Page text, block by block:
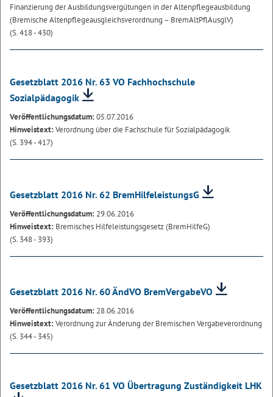
Finanzierung der Ausbildungsvergütungen in der Altenpflegeausbildung
(Bremische Altenpflegeausgleichsverordnung – BremAltPflAusglV)
(S. 418 - 430)
Gesetzblatt 2016 Nr. 63 VO Fachhochschule
Sozialpädagogik
Veröffentlichungsdatum:05.07.2016
Hinweistext:Verordnung über die Fachschule für Sozialpädagogik
(S. 394 - 417)
Gesetzblatt 2016 Nr. 62 BremHilfeleistungsG
Veröffentlichungsdatum: 29.06.2016
Hinweistext: Bremisches Hilfeleistungsgesetz (BremHilfeG)
(S. 348 - 393)
Gesetzblatt 2016 Nr. 60 ÄndVO BremVergabeVO
Veröffentlichungsdatum: 28.06.2016
Hinweistext:Verordnung zur Änderung der Bremischen Vergabeverordnung
(S. 344 - 345)
Gesetzblatt 2016 Nr. 61 VO Übertragung Zuständigkeit LHK